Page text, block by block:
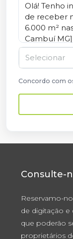
Selecionar
Concordo com
Consulte-
Reservamo-
de digitação e
que poderão
proprietários